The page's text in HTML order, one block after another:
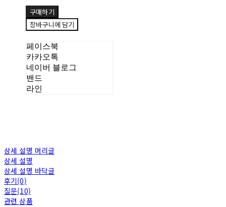
구매하기
장바구니에 담기
페이스북
카카오톡
네이버 블로그
밴드
라인
상세 설명 머리글
상세 설명
상세 설명 바닥글
후기(0)
질문(10)
관련 상품